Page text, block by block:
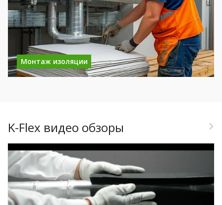
Монтаж изоляции
K-Flex видео обзоры